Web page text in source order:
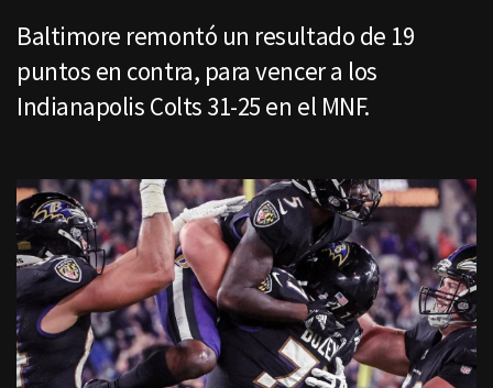
Baltimore remontó un resultado de 19
puntos en contra, para vencer a los
Indianapolis Colts 31-25 en el MNF.